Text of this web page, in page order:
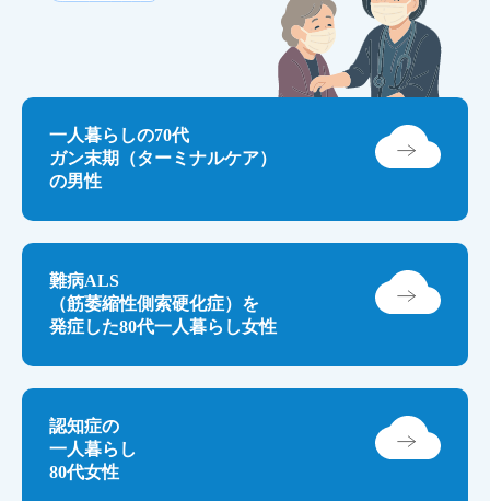
一人暮らしの70代
ガン末期（ターミナルケア）
の男性
難病ALS
（筋萎縮性側索硬化症）を
発症した80代一人暮らし女性
認知症の
一人暮らし
80代女性